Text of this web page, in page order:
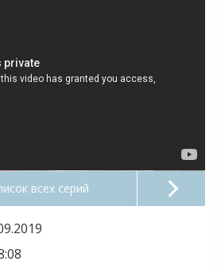
всех серий